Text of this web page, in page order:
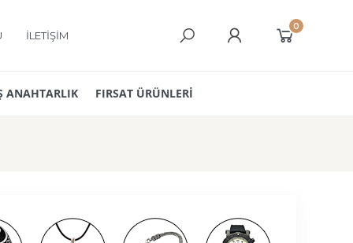
İLETİŞİM
0
ANAHTARLIK FIRSAT ÜRÜNLERİ